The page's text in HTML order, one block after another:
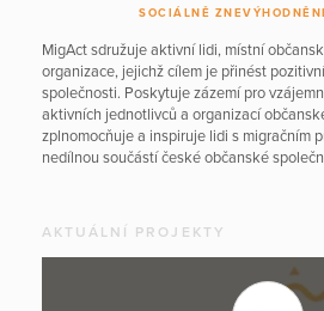
SOCIÁLNĚ
MigAct sdružuje aktivní lidi, místní
organizace, jejichž cílem je přinést
společnosti. Poskytuje zázemí pro
aktivních jednotlivců a organizací
zplnomocňuje a inspiruje lidi s migračním
nedílnou součástí české občanské
AKTUÁLNÍ PROJEKTY